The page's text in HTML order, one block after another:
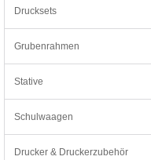
Drucksets
Grubenrahmen
Stative
Schulwaagen
Drucker & Druckerzubehör